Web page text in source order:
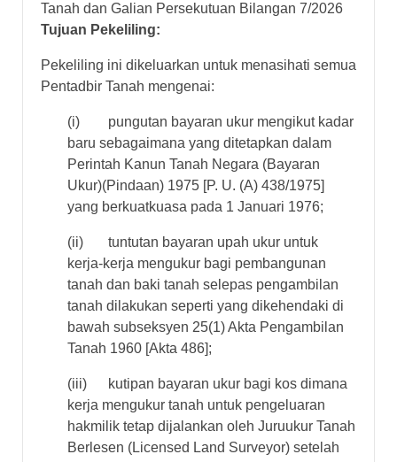
Tanah dan Galian Persekutuan Bilangan 7/2026
Tujuan Pekeliling:
Pekeliling ini dikeluarkan untuk menasihati semua
Pentadbir Tanah mengenai:
(i) pungutan bayaran ukur mengikut kadar
baru sebagaimana yang ditetapkan dalam
Perintah Kanun Tanah Negara (Bayaran
Ukur)(Pindaan) 1975 [P. U. (A) 438/1975]
yang berkuatkuasa pada 1 Januari 1976;
(ii) tuntutan bayaran upah ukur untuk
kerja-kerja mengukur bagi pembangunan
tanah dan baki tanah selepas pengambilan
tanah dilakukan seperti yang dikehendaki di
bawah subseksyen 25(1) Akta Pengambilan
Tanah 1960 [Akta 486];
(iii) kutipan bayaran ukur bagi kos dimana
kerja mengukur tanah untuk pengeluaran
hakmilik tetap dijalankan oleh Juruukur Tanah
Berlesen (Licensed Land Surveyor) setelah